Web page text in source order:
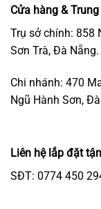
Cửa hàng &
Trụ sở chính: 858
Sơn Trà, Đà Nẵng.
Chi nhánh: 470
Ngũ Hành Sơn,
Liên hệ lắp đặt
SĐT: 0774 450